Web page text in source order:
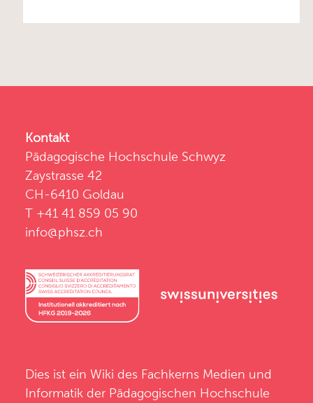
Kontakt
Pädagogische Hochschule Schwyz
Zaystrasse 42
CH-6410 Goldau
T +41 41 859 05 90
info@phsz.ch
Dies ist ein Wiki des Fachkerns Medien und
Informatik der Pädagogischen Hochschule